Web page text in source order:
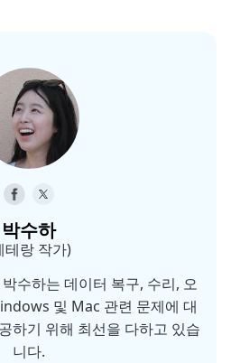
박수하
테랑 작가)
수하는 데이터 복구, 수리, 오
및 Mac 관련 문제에 대
하기 위해 최선을 다하고 있습
니다.